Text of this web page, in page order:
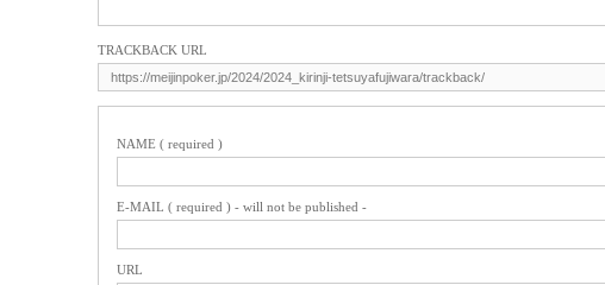
TRACKBACK URL
NAME ( required )
E-MAIL ( required ) - will not be published -
URL